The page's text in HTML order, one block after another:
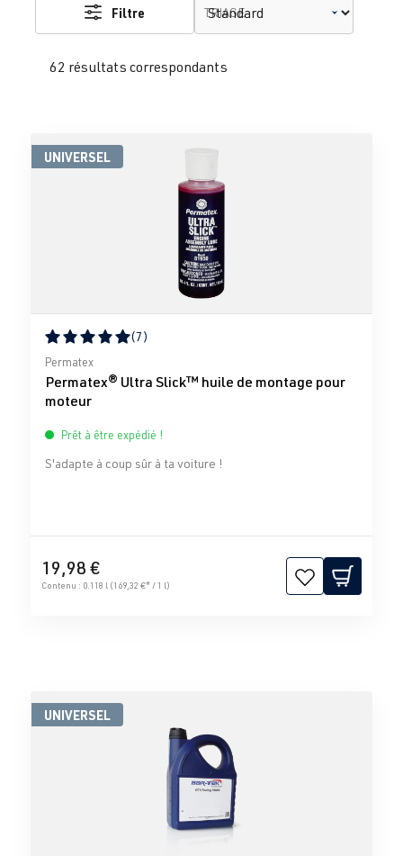
62 résultats correspondants
Filtre TRIAGE
UNIVERSEL
Note moyenne de 5 sur 5 étoiles
(7)
Permatex
Permatex® Ultra Slick™ huile de montage pour
moteur
Prêt à être expédié !
S'adapte à coup sûr à ta voiture !
19,98 €
Contenu : 0.118 l (169,32 €* / 1 l)
UNIVERSEL